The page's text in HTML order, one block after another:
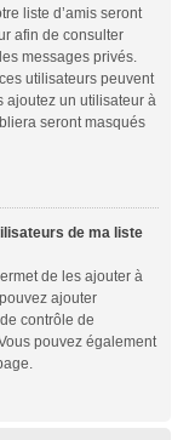
liste d’amis seront
afin de consulter
messages privés.
utilisateurs peuvent
ajoutez un utilisateur à
seront masqués
de ma liste
de les ajouter à
ajouter
contrôle de
pouvez également